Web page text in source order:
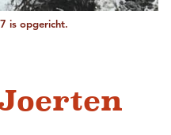
is opgericht.